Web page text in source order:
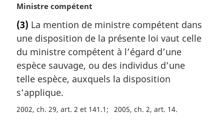
l
:
N
t
e
m
a
g
i
n
Ministre compétent
(3) La mention de ministre compétent dans
une disposition de la présente loi vaut celle
du ministre compétent à l’égard d’une
espèce sauvage, ou des individus d’une
telle espèce, auxquels la disposition
s’applique.
2002, ch. 29, art. 2 et 141.1 2005, ch. 2, art. 14